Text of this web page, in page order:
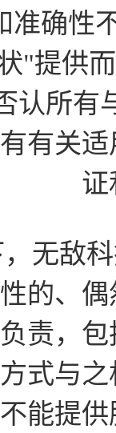
准确性
"提供
认所有
有关
证
敌科
的、
责，
式与
能提